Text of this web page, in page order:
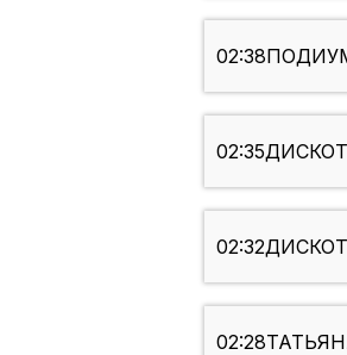
02:38
02:35
02:32
02:28